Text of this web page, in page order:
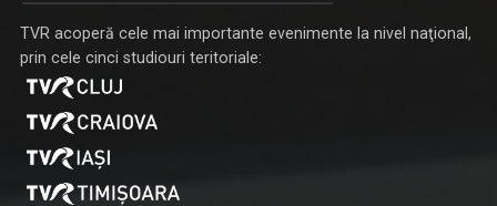
TVR acoperă cele mai importante evenimente la nivel naţional,
prin cele cinci studiouri teritoriale: